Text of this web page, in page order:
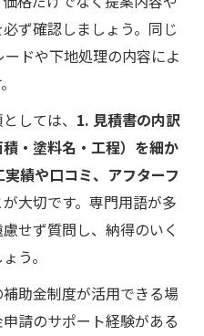
ず確認しましょう。同じ
ドや下地処理の内容によ
しては、 1. 見積書の内訳
積・塗料名・工程）を細か
績や口コミ、アフターフ
大切です。専門用語が多
せず質問し、納得のいく
う。
助金制度が活用できる場
請のサポート経験がある